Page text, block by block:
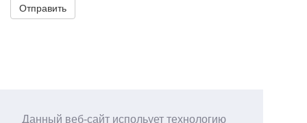
Данный веб-сайт испольует технологию
Отправить